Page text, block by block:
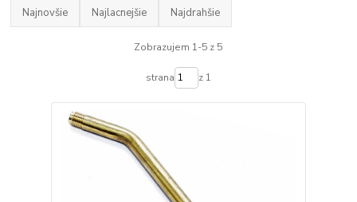
Najnovšie Najlacnejšie Najdrahšie
Zobrazujem 1-5 z 5
strana z 1